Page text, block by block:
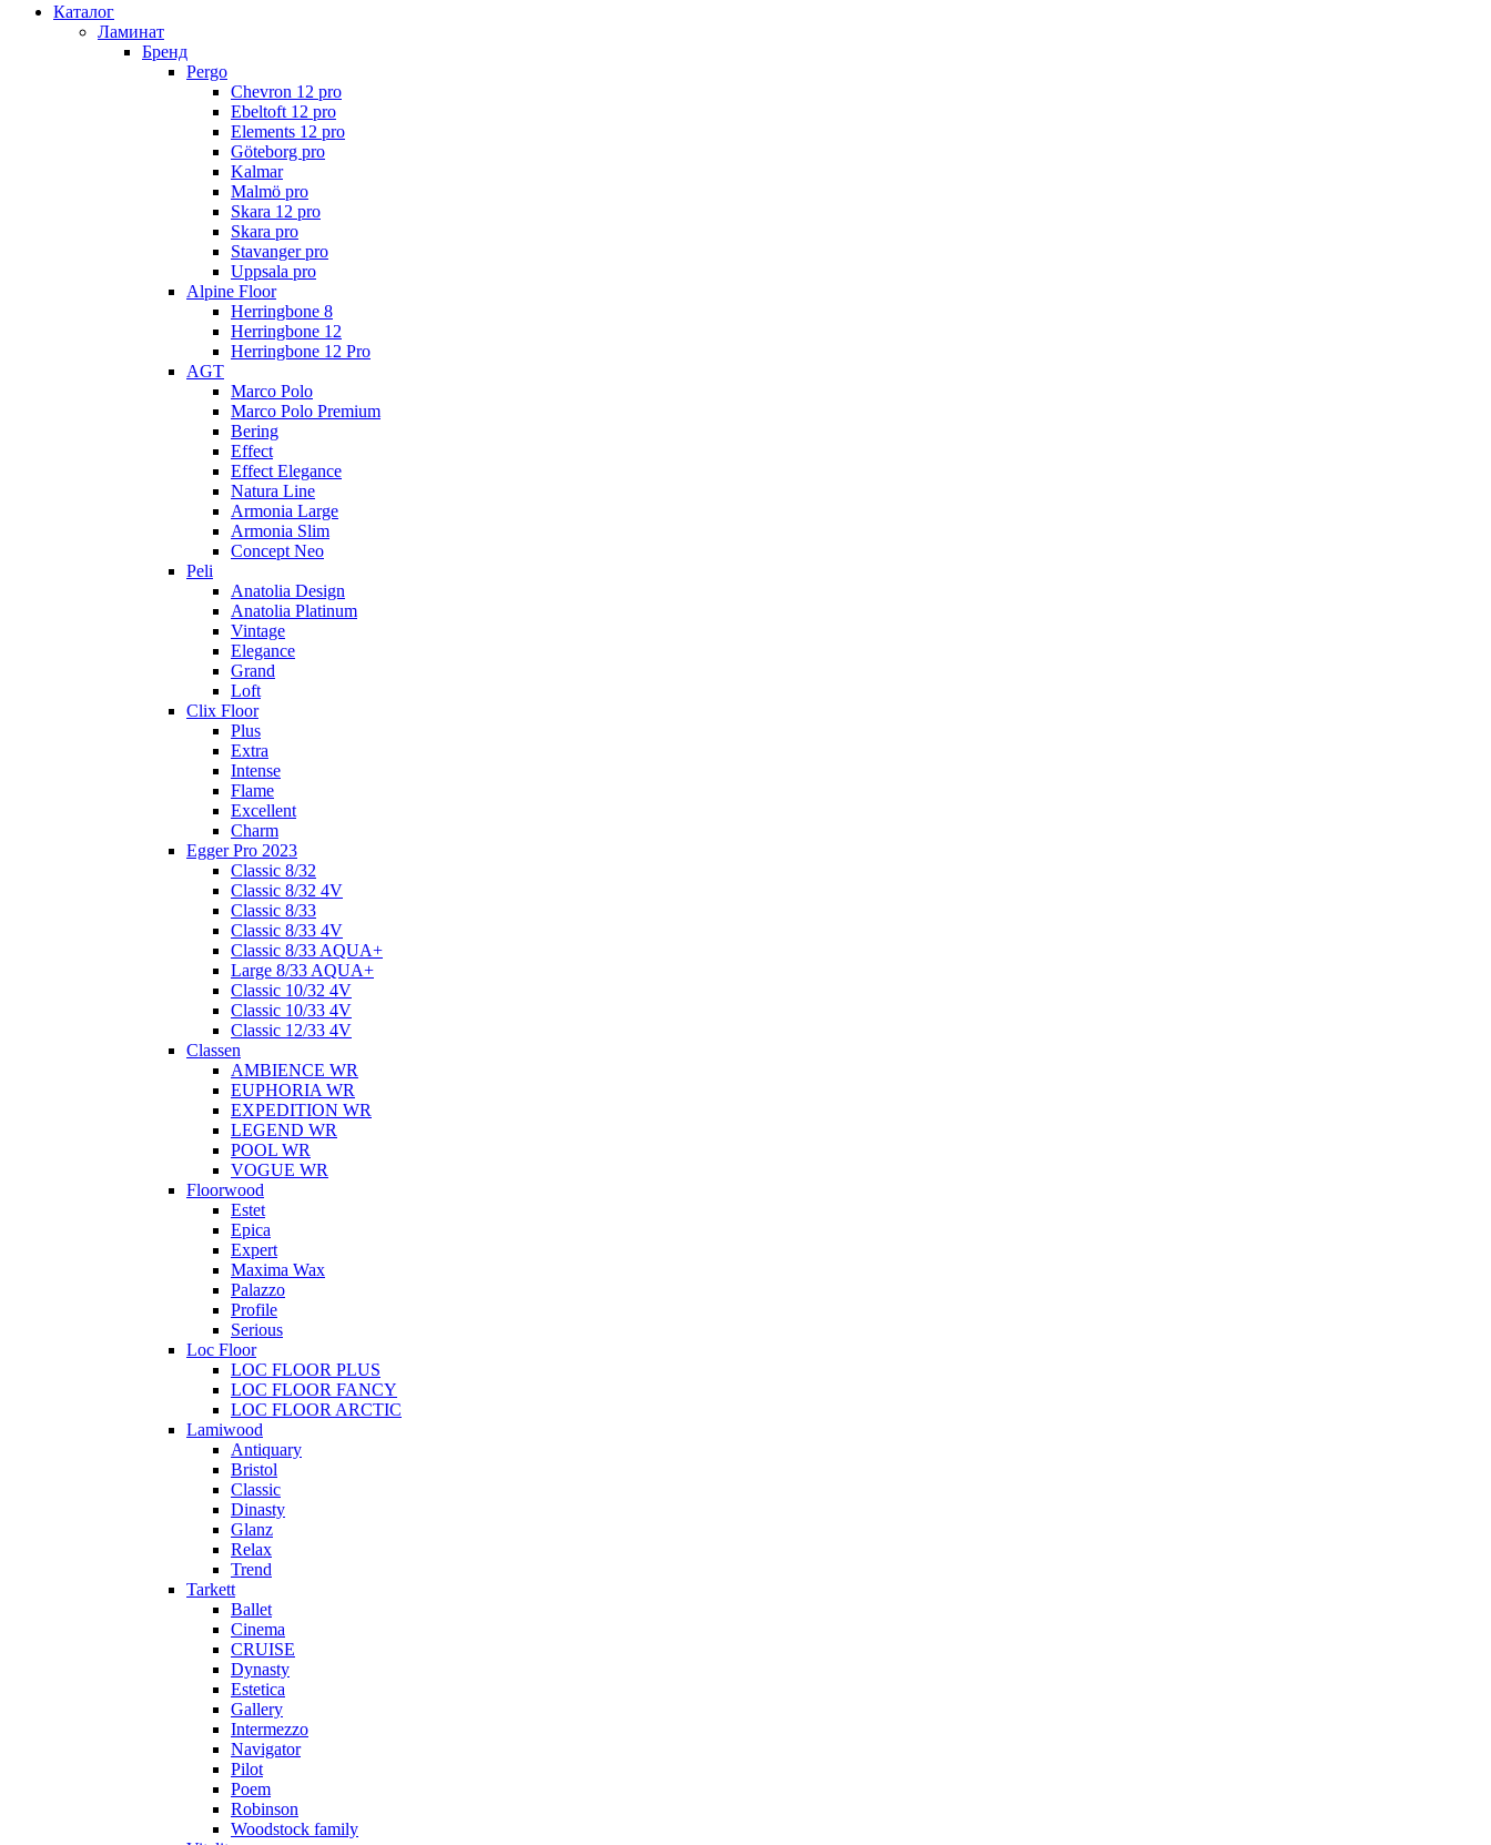
Каталог
Ламинат
Бренд
Pergo
Chevron 12 pro
Ebeltoft 12 pro
Elements 12 pro
Göteborg pro
Kalmar
Malmö pro
Skara 12 pro
Skara pro
Stavanger pro
Uppsala pro
Alpine Floor
Herringbone 8
Herringbone 12
Herringbone 12 Pro
AGT
Marco Polo
Marco Polo Premium
Bering
Effect
Effect Elegance
Natura Line
Armonia Large
Armonia Slim
Concept Neo
Peli
Anatolia Design
Anatolia Platinum
Vintage
Elegance
Grand
Loft
Clix Floor
Plus
Extra
Intense
Flame
Excellent
Charm
Egger Pro 2023
Classic 8/32
Classic 8/32 4V
Classic 8/33
Classic 8/33 4V
Classic 8/33 AQUA+
Large 8/33 AQUA+
Classic 10/32 4V
Classic 10/33 4V
Classic 12/33 4V
Classen
AMBIENCE WR
EUPHORIA WR
EXPEDITION WR
LEGEND WR
POOL WR
VOGUE WR
Floorwood
Estet
Epica
Expert
Maxima Wax
Palazzo
Profile
Serious
Loc Floor
LOC FLOOR PLUS
LOC FLOOR FANCY
LOC FLOOR ARCTIC
Lamiwood
Antiquary
Bristol
Classic
Dinasty
Glanz
Relax
Trend
Tarkett
Ballet
Cinema
CRUISE
Dynasty
Estetica
Gallery
Intermezzo
Navigator
Pilot
Poem
Robinson
Woodstock family